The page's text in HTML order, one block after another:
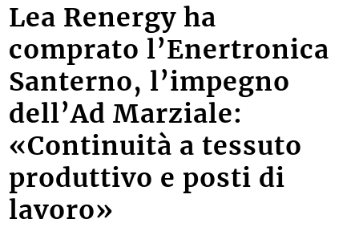
Lea Renergy ha
comprato l’Enertronica
Santerno, l’impegno
dell’Ad Marziale:
«Continuità a tessuto
produttivo e posti di
lavoro»